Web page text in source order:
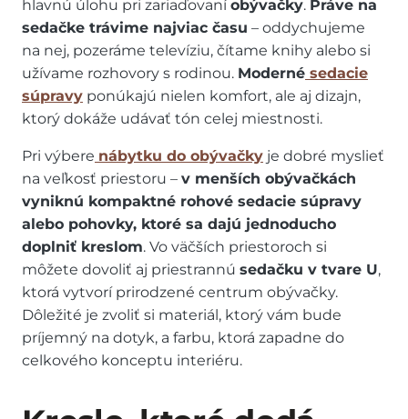
hlavnú úlohu pri zariaďovaníobývačky. Práve na
sedačke trávime najviac času – oddychujeme
na nej, pozeráme televíziu, čítame knihy alebo si
užívame rozhovory s rodinou. Moderné sedacie
súpravy ponúkajú nielen komfort, ale aj dizajn,
ktorý dokáže udávať tón celej miestnosti.
Pri výbere nábytku do obývačky je dobré myslieť
na veľkosť priestoru – v menších obývačkách
vyniknú kompaktné rohové sedacie súpravy
alebo pohovky, ktoré sa dajú jednoducho
doplniť kreslom. Vo väčších priestoroch si
môžete dovoliť aj priestrannú sedačku v tvare U,
ktorá vytvorí prirodzené centrum obývačky.
Dôležité je zvoliť si materiál, ktorý vám bude
príjemný na dotyk, a farbu, ktorá zapadne do
celkového konceptu interiéru.